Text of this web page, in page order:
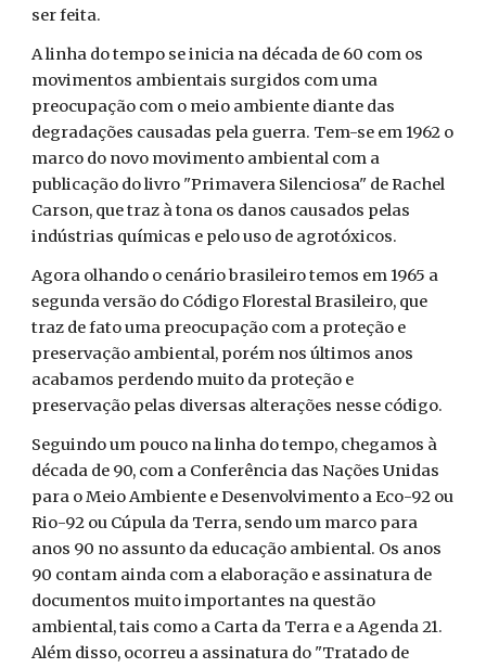
ser feita.
A linha do tempo se inicia na década de 60 com os
movimentos ambientais surgidos com uma
preocupação com o meio ambiente diante das
degradações causadas pela guerra. Tem-se em 1962 o
marco do novo movimento ambiental com a
publicação do livro "Primavera Silenciosa" de Rachel
Carson, que traz à tona os danos causados pelas
indústrias químicas e pelo uso de agrotóxicos.
Agora olhando o cenário brasileiro temos em 1965 a
segunda versão do Código Florestal Brasileiro, que
traz de fato uma preocupação com a proteção e
preservação ambiental, porém nos últimos anos
acabamos perdendo muito da proteção e
preservação pelas diversas alterações nesse código.
Seguindo um pouco na linha do tempo, chegamos à
década de 90, com a Conferência das Nações Unidas
para o Meio Ambiente e Desenvolvimento a Eco-92 ou
Rio-92 ou Cúpula da Terra, sendo um marco para
anos 90 no assunto da educação ambiental. Os anos
90 contam ainda com a elaboração e assinatura de
documentos muito importantes na questão
ambiental, tais como a Carta da Terra e a Agenda 21.
Além disso, ocorreu a assinatura do "Tratado de